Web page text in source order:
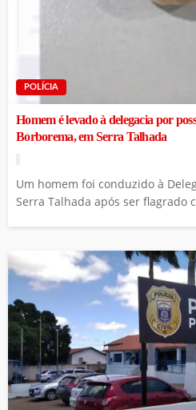
POLÍCIA
Homem é levado à delegacia por
Borborema, em Serra Talhada
Um homem foi conduzido à
Serra Talhada após ser flagrado